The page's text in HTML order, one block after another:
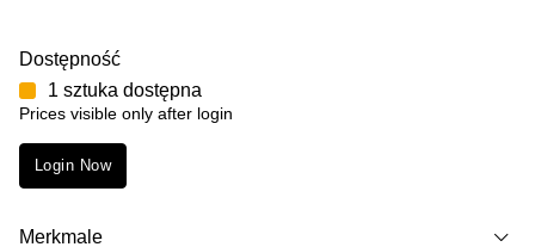
Dostępność
1 sztuka dostępna
Prices visible only after login
Login Now
Merkmale